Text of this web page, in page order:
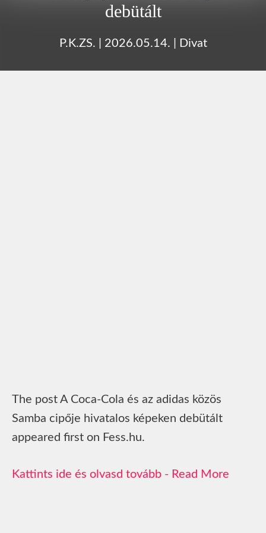
debütált
P.K.ZS. 2026.05.14. Divat
The post A Coca-Cola és az adidas közös
Samba cipője hivatalos képeken debütált
appeared first on Fess.hu.
Read More